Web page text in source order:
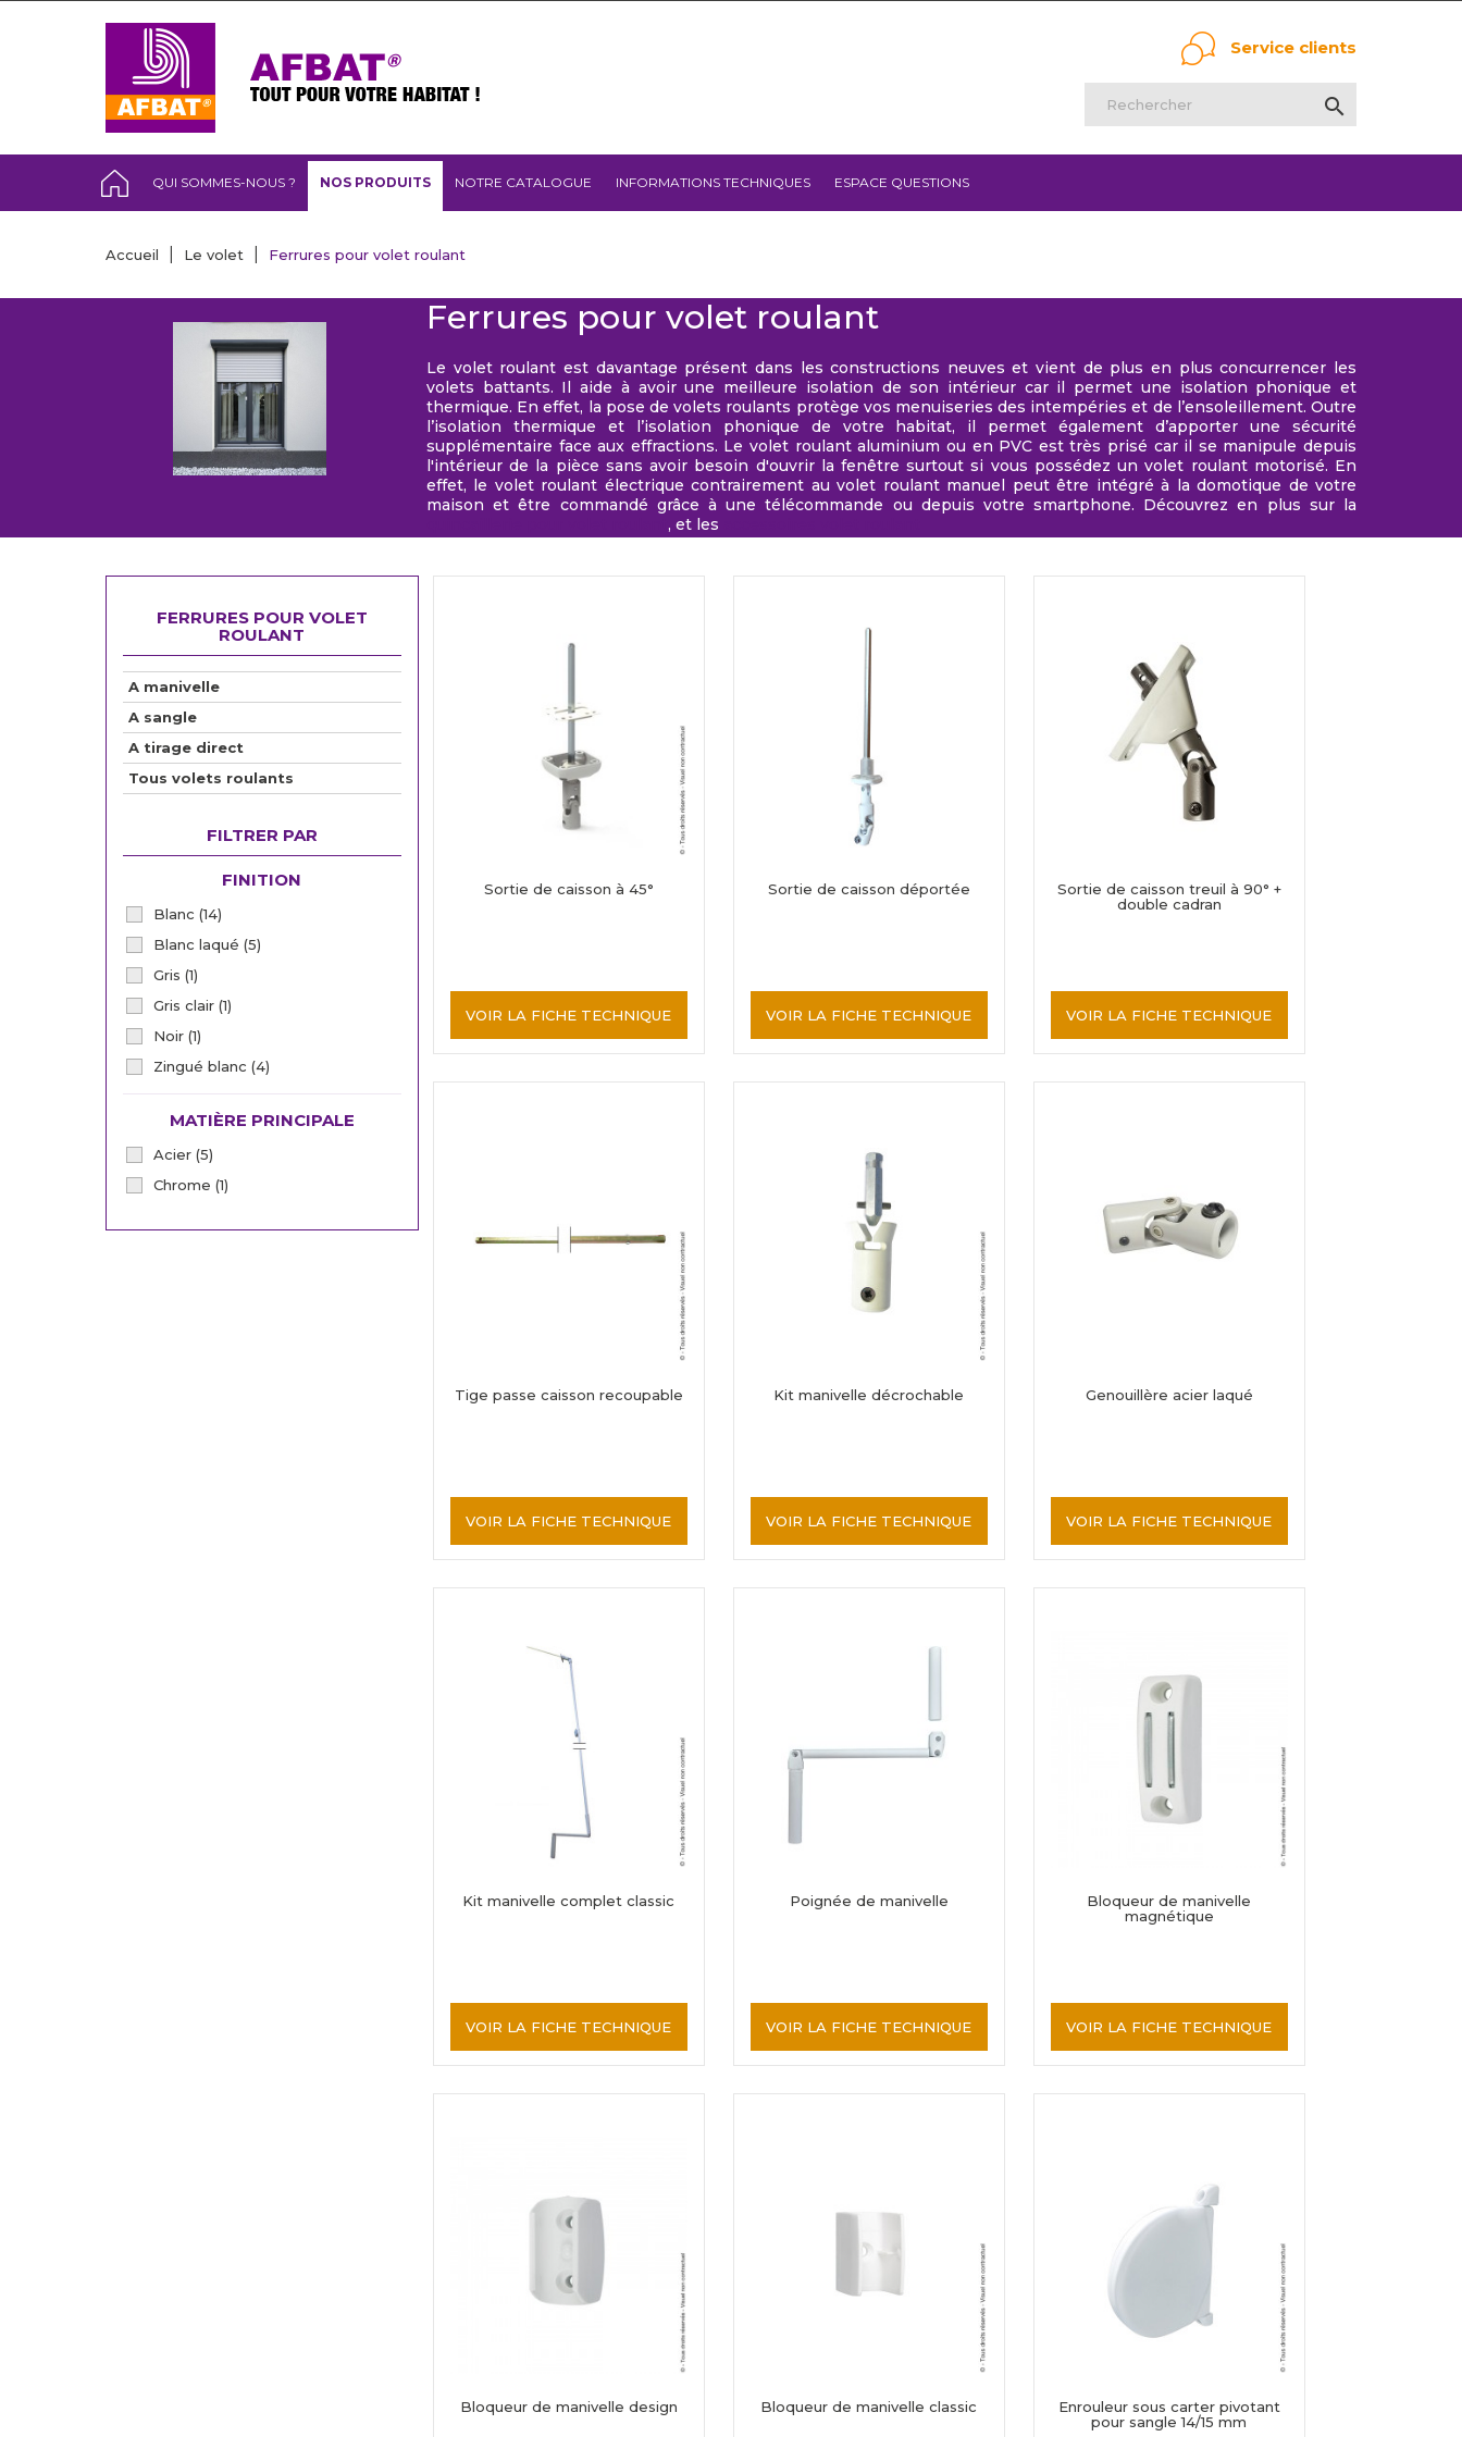
Service clients

QUI SOMMES-NOUS ? NOS PRODUITS NOTRE CATALOGUE INFORMATIONS TECHNIQUES ESPACE QUESTIONS
Accueil Le volet Ferrures pour volet roulant
Ferrures pour volet roulant
Le volet roulant est davantage présent dans les constructions neuves et vient de plus en plus concurrencer les
volets battants. Il aide à avoir une meilleure isolation de son intérieur car il permet une isolation phonique et
thermique. En effet, la pose de volets roulants protège vos menuiseries des intempéries et de l’ensoleillement. Outre
l’isolation thermique et l’isolation phonique de votre habitat, il permet également d’apporter une sécurité
supplémentaire face aux effractions. Le volet roulant aluminium ou en PVC est très prisé car il se manipule depuis
l'intérieur de la pièce sans avoir besoin d'ouvrir la fenêtre surtout si vous possédez un volet roulant motorisé. En
effet, le volet roulant électrique contrairement au volet roulant manuel peut être intégré à la domotique de votre
maison et être commandé grâce à une télécommande ou depuis votre smartphone. Découvrez en plus sur la
, et les
FERRURES POUR VOLET
ROULANT
A manivelle
A sangle
A tirage direct
Tous volets roulants
FILTRER PAR
FINITION
Blanc (14)
Blanc laqué (5)
Gris (1)
Gris clair (1)
Noir (1)
Zingué blanc (4)
MATIÈRE PRINCIPALE
Acier (5)
Chrome (1)
Sortie de caisson à 45°
VOIR LA FICHE TECHNIQUE
Sortie de caisson déportée
VOIR LA FICHE TECHNIQUE
Sortie de caisson treuil à 90° +
double cadran
VOIR LA FICHE TECHNIQUE
Tige passe caisson recoupable
VOIR LA FICHE TECHNIQUE
Kit manivelle décrochable
VOIR LA FICHE TECHNIQUE
Genouillère acier laqué
VOIR LA FICHE TECHNIQUE
Kit manivelle complet classic
VOIR LA FICHE TECHNIQUE
Poignée de manivelle
VOIR LA FICHE TECHNIQUE
Bloqueur de manivelle
magnétique
VOIR LA FICHE TECHNIQUE
Bloqueur de manivelle design Bloqueur de manivelle classic
Enrouleur sous carter pivotant
pour sangle 14/15 mm